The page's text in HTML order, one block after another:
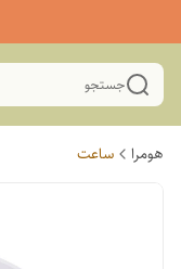
جستجو
هومرا ساعت